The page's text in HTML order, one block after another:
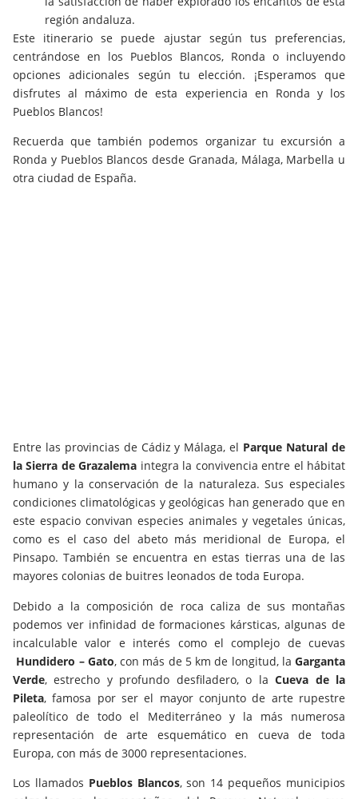
región andaluza.
Este itinerario se puede ajustar según tus preferencias,
centrándose en los Pueblos Blancos, Ronda o incluyendo
opciones adicionales según tu elección. ¡Esperamos que
disfrutes al máximo de esta experiencia en Ronda y los
Pueblos Blancos!
Recuerda que también podemos organizar tu excursión a
Ronda y Pueblos Blancos desde Granada, Málaga, Marbella u
otra ciudad de España.
Entre las provincias de Cádiz y Málaga, el Parque Natural de
la Sierra de Grazalema integra la convivencia entre el hábitat
humano y la conservación de la naturaleza. Sus especiales
condiciones climatológicas y geológicas han generado que en
este espacio convivan especies animales y vegetales únicas,
como es el caso del abeto más meridional de Europa, el
Pinsapo. También se encuentra en estas tierras una de las
mayores colonias de buitres leonados de toda Europa.
Debido a la composición de roca caliza de sus montañas
podemos ver infinidad de formaciones kársticas, algunas de
incalculable valor e interés como el complejo de cuevas
Hundidero – Gato, con más de 5 km de longitud, la Garganta
Verde, estrecho y profundo desfiladero, o laCueva de la
Pileta, famosa por ser el mayor conjunto de arte rupestre
paleolítico de todo el Mediterráneo y la más numerosa
representación de arte esquemático en cueva de toda
Europa, con más de 3000 representaciones.
Los llamados Pueblos Blancos, son 14 pequeños municipios